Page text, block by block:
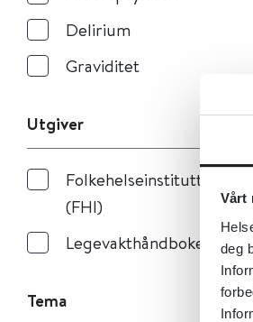
Vårt
deg
Delirium
Graviditet
Utgiver
Folkehelseinstituttet
(FHI)
Legevakthåndboken
Tema